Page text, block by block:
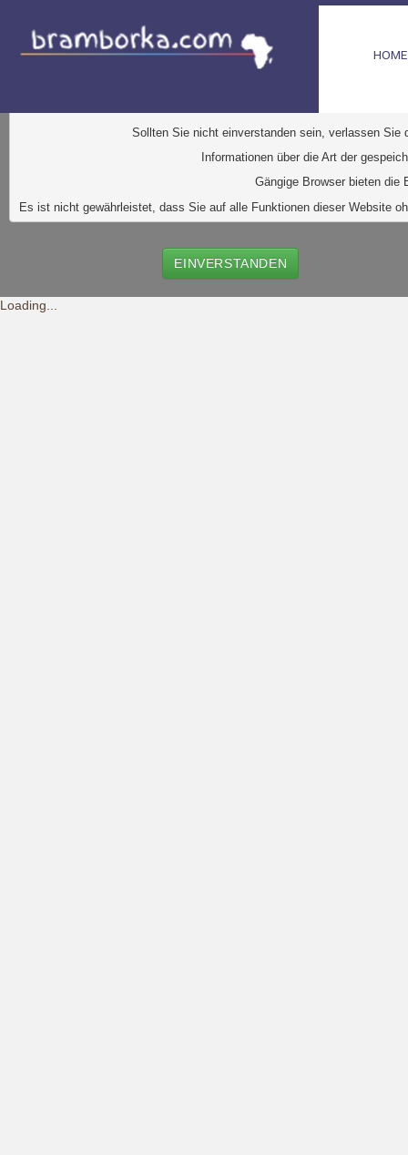
Diese Website verwendet Cookies. Dabei handelt es
Sollten Sie nicht einverstanden sein, verlassen
Informationen über die Art der
Gängige Browser bieten
Es ist nicht gewährleistet, dass Sie auf alle Funktionen dieser Website
EINVERSTANDEN
Loading...
HOME